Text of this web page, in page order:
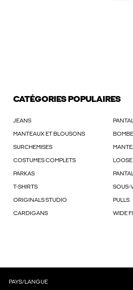
CATÉGORIES POPULAIRES
JEANS
MANTEAUX ET BLOUSONS
SURCHEMISES
COSTUMES COMPLETS
PARKAS
T-SHIRTS SOUS-
ORIGINALS STUDIO PULLS
CARDIGANS WIDE
PAYS/LANGUE